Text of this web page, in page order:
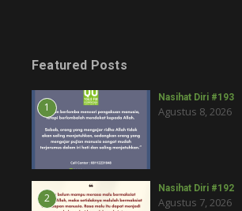
Featured Posts
1
Nasihat Diri #193
Agustus 8, 2026
2
Nasihat Diri #192
Agustus 7, 2026